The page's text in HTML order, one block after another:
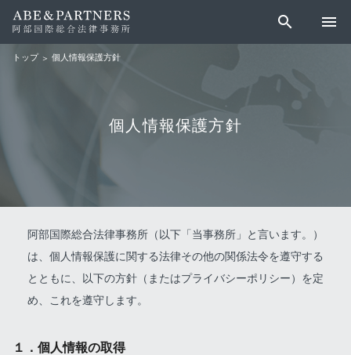
search menu
トップ 個人情報保護方針
個人情報保護方針
阿部国際総合法律事務所（以下「当事務所」と言います。）
は、個人情報保護に関する法律その他の関係法令を遵守する
とともに、以下の方針（またはプライバシーポリシー）を定
め、これを遵守します。
１．個人情報の取得